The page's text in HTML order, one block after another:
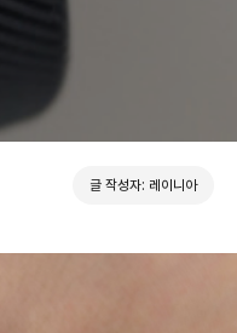
글 작성자: 레이니아